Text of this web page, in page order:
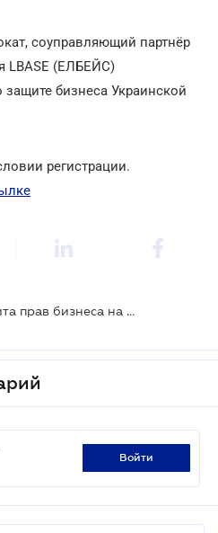
соуправляющий партнёр
LBASE (ЕЛБЕЙС)
защите бизнеса Украинской
регистрации.
Бесплатный вебінар: "Защита прав бизнеса на землю в судебных спорах с прокуратурой"
войти